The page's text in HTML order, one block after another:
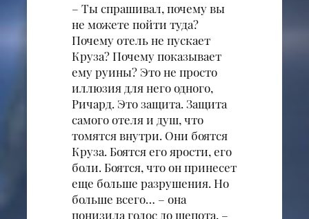
– Ты спрашивал, почему вы
не можете пойти туда?
Почему отель не пускает
Круза? Почему показывает
ему руины? Это не просто
иллюзия для него одного,
Ричард. Это защита. Защита
самого отеля и душ, что
томятся внутри. Они боятся
Круза. Боятся его ярости, его
боли. Боятся, что он принесет
еще больше разрушения. Но
больше всего… – она
понизила голос до шепота, –